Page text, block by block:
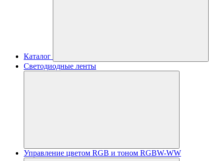
Каталог
Светодиодные ленты
Управление цветом RGB и тоном RGBW-WW